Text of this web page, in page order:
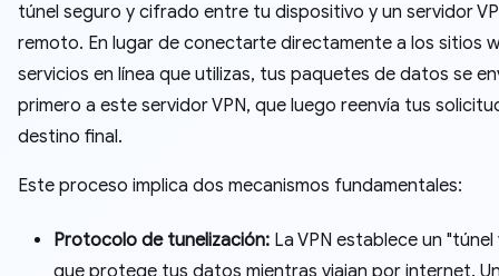
túnel seguro y cifrado entre tu dispositivo y un servidor
remoto. En lugar de conectarte directamente a los sitios
servicios en línea que utilizas, tus paquetes de datos se
primero a este servidor VPN, que luego reenvía tus
destino final.
Este proceso implica dos mecanismos fundamentales:
Protocolo de tunelización: La VPN establece un "túnel
que protege tus datos mientras viajan por internet.